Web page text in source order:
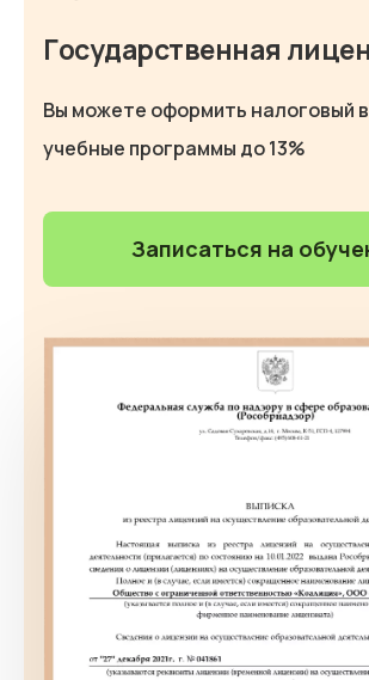
Государственная
Вы можете оформить налоговый
учебные программы до 13%
Записаться на